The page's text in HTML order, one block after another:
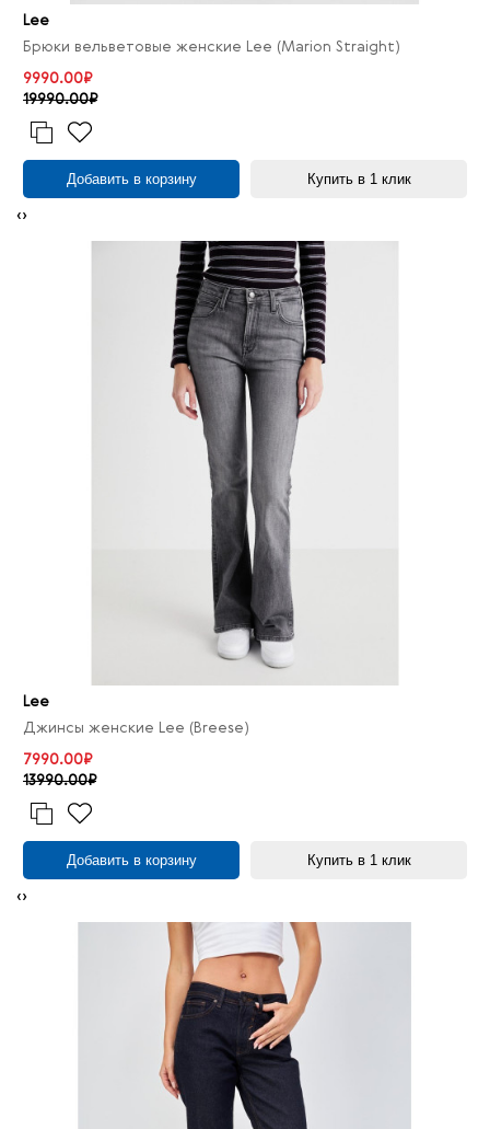
Lee
Брюки вельветовые женские Lee (Marion Straight)
9990.00₽
19990.00₽
Добавить в корзину Купить в 1 клик
‹›
Lee
Джинсы женские Lee (Breese)
7990.00₽
13990.00₽
Добавить в корзину Купить в 1 клик
‹›